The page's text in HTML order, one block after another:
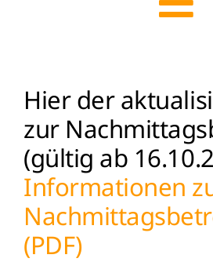
Über uns
Menschen
Lernen
Hier der
zur
(gültig ab
Informationen
(PDF)